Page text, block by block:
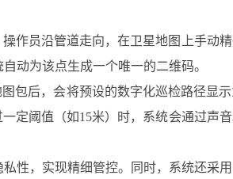
作员沿管道走向，在卫星地图上手动
动为该点生成一个唯一的二维码。
包后，会将预设的数字化巡检路径显
定阈值（如15米）时，系统会通过声
性，实现精细管控。同时，系统还采